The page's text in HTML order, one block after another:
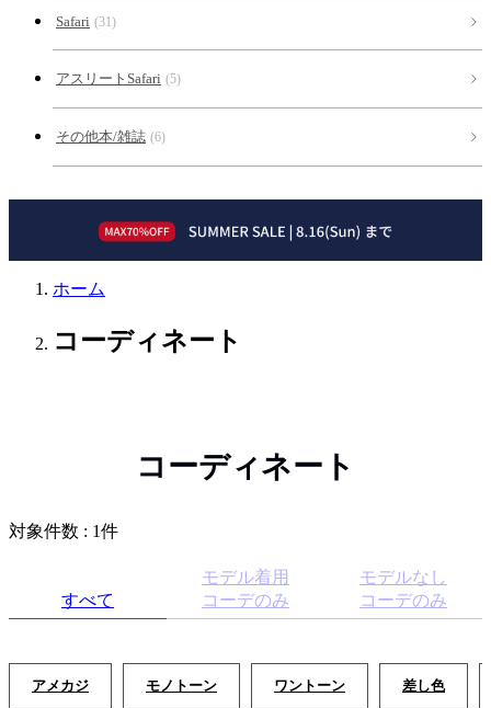
Safari (31)
アスリートSafari (5)
その他本/雑誌 (6)
ホーム
コーディネート
コーディネート
対象件数 : 1件
すべて
モデル着用
コーデのみ
モデルなし
コーデのみ
アメカジ モノトーン ワントーン 差し色